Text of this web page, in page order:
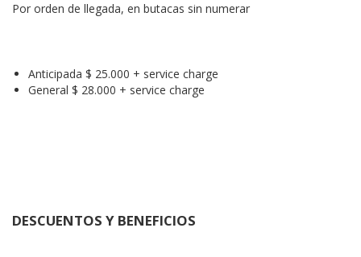
Por orden de llegada, en butacas sin numerar
Anticipada $ 25.000 + service charge
General $ 28.000 + service charge
DESCUENTOS Y BENEFICIOS